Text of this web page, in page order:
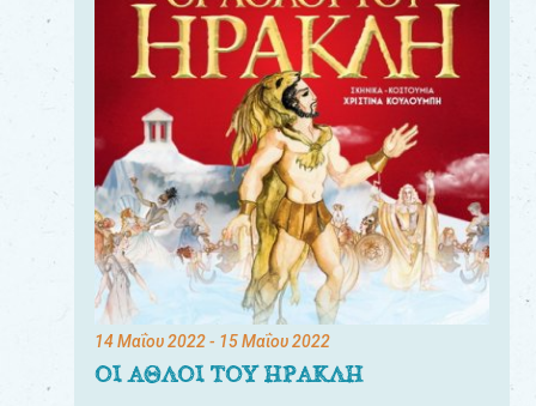
14 Μαΐου 2022- 15 Μαΐου 2022
ΟΙ ΑΘΛΟΙ ΤΟΥ ΗΡΑΚΛΗ